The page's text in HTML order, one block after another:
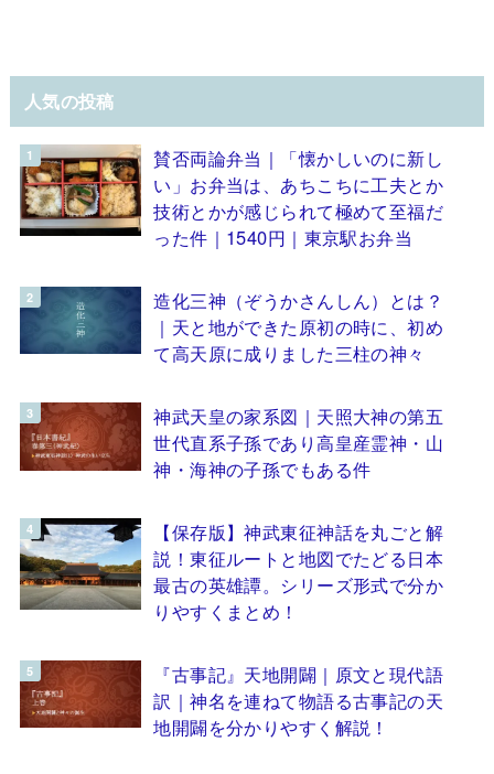
人気の投稿
賛否両論弁当｜「懐かしいのに新し
い」お弁当は、あちこちに工夫とか
技術とかが感じられて極めて至福だ
った件｜1540円｜東京駅お弁当
造化三神（ぞうかさんしん）とは？
｜天と地ができた原初の時に、初め
て高天原に成りました三柱の神々
神武天皇の家系図｜天照大神の第五
世代直系子孫であり高皇産霊神・山
神・海神の子孫でもある件
【保存版】神武東征神話を丸ごと解
説！東征ルートと地図でたどる日本
最古の英雄譚。シリーズ形式で分か
りやすくまとめ！
『古事記』天地開闢｜原文と現代語
訳｜神名を連ねて物語る古事記の天
地開闢を分かりやすく解説！